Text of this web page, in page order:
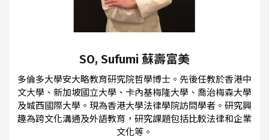
SO, Sufumi 蘇壽富美
多倫多大學安大略教育研究院哲學博士。先後任教於香港中
文大學、新加坡國立大學、卡內基梅隆大學、喬治梅森大學
及城西國際大學。現為香港大學法律學院訪問學者。研究興
趣為跨文化溝通及外語教育，研究課題包括比較法律和企業
文化等。